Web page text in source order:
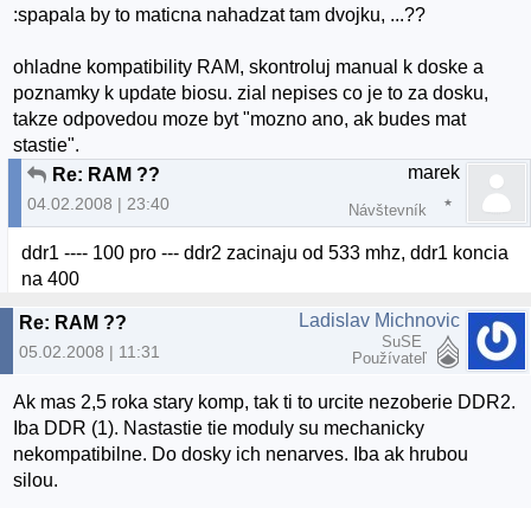
:spapala by to maticna nahadzat tam dvojku, ...??
ohladne kompatibility RAM, skontroluj manual k doske a
poznamky k update biosu. zial nepises co je to za dosku,
takze odpovedou moze byt "mozno ano, ak budes mat
stastie".
Re: RAM ??
04.02.2008 | 23:40
marek
Návštevník
ddr1 ---- 100 pro --- ddr2 zacinaju od 533 mhz, ddr1 koncia
na 400
Re: RAM ??
05.02.2008 | 11:31
Ladislav Michnovic
SuSE
Používateľ
Ak mas 2,5 roka stary komp, tak ti to urcite nezoberie DDR2.
Iba DDR (1). Nastastie tie moduly su mechanicky
nekompatibilne. Do dosky ich nenarves. Iba ak hrubou
silou.